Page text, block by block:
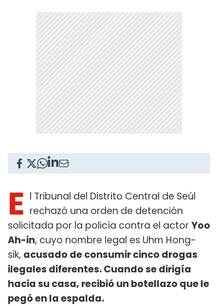
E l Tribunal del Distrito Central de Seúl
rechazó una orden de detención
solicitada por la policía contra el actor Yoo
Ah-in, cuyo nombre legal es Uhm Hong-
sik, acusado de consumir cinco drogas
ilegales diferentes. Cuando se dirigía
hacia su casa, recibió un botellazo que le
pegó en la espalda.